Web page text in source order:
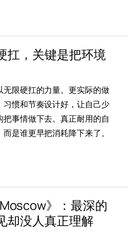
扛，关键是把环境
限硬扛的力量。更实际的做
惯和节奏设计好，让自己少
事情做下去。真正耐用的自
是谁更早把消耗降下来了。
》：最深的
却没人真正理解